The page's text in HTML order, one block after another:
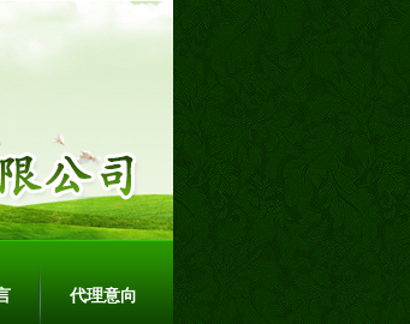
代理意向